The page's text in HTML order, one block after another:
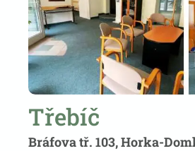
Třebíč
Bráfova tř. 103, Horka-